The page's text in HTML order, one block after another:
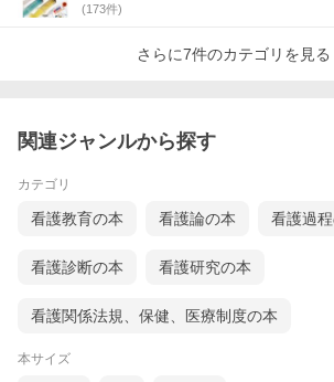
(173件)
さらに7件のカテゴリを見る
関連ジャンルから探す
カテゴリ
看護教育の本 看護論の本 看護過
看護診断の本 看護研究の本
看護関係法規、保健、医療制度の本
本サイズ